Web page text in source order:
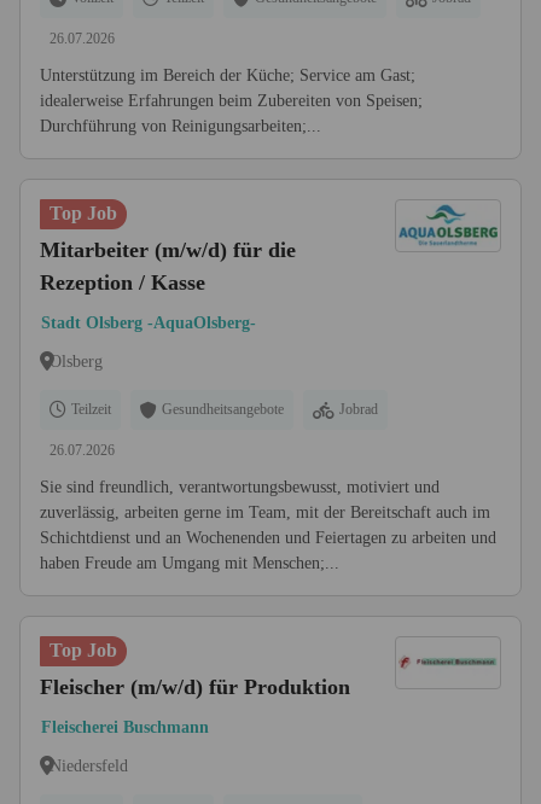
26.07.2026
Unterstützung im Bereich der Küche; Service am Gast;
idealerweise Erfahrungen beim Zubereiten von Speisen;
Durchführung von Reinigungsarbeiten;...
Top Job
Mitarbeiter (m/w/d) für die
Rezeption / Kasse
Stadt Olsberg -AquaOlsberg-
Olsberg
Teilzeit Gesundheitsangebote Jobrad
26.07.2026
Sie sind freundlich, verantwortungsbewusst, motiviert und
zuverlässig, arbeiten gerne im Team, mit der Bereitschaft auch im
Schichtdienst und an Wochenenden und Feiertagen zu arbeiten und
haben Freude am Umgang mit Menschen;...
Top Job
Fleischer (m/w/d) für Produktion
Fleischerei Buschmann
Niedersfeld